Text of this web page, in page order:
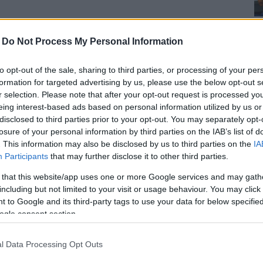
Do Not Process My Personal Information
opt-out of the sale, sharing to third parties, or processing of your
for targeted advertising by us, please use the below opt-out
selection. Please note that after your opt-out request is processed
interest-based ads based on personal information utilized by us
to third parties prior to your opt-out. You may separately
of your personal information by third parties on the IAB’s list of
This information may also be disclosed by us to third parties on the
Participants that may further disclose it to other third parties.
that this website/app uses one or more Google services and may
but not limited to your visit or usage behaviour. You may
to Google and its third-party tags to use your data for below
consent section.
Data Processing Opt Outs
októberben további kilenc érkezik.
is véleményezni fogja az a
ülésén döntött a képviselő-testület.
októberben meghozzák az a további kilenc,
A tesztüzem még idén elindulhat.